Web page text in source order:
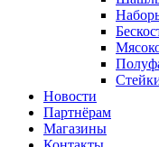
Новости
Партнёрам
Магазины